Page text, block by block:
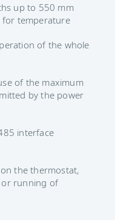
up to 550 mm
for temperature
of the whole
of the maximum
by the power
interface
the thermostat,
or running of